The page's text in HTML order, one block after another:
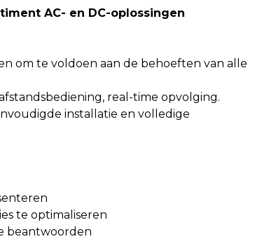
AC- en DC-oplossingen
om te voldoen aan de behoeften van alle
real-time opvolging.
installatie en volledige
te optimaliseren
beantwoorden